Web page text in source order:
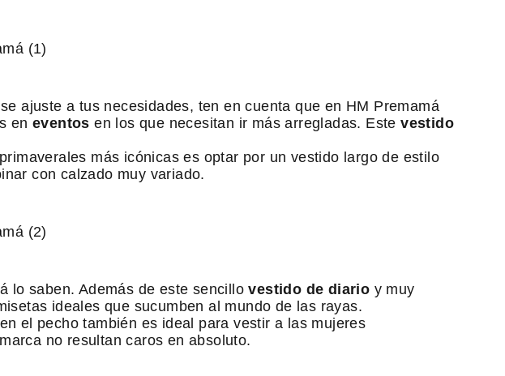
ajuste a tus necesidades, ten en cuenta que en HM Premamá
eneventos en los que necesitan ir más arregladas. Estevestido
más icónicas es optar por un vestido largo de estilo
con calzado muy variado.
lo saben. Además de este sencillovestido de diario y muy
ideales que sucumben al mundo de las rayas.
el pecho también es ideal para vestir a las mujeres
no resultan caros en absoluto.